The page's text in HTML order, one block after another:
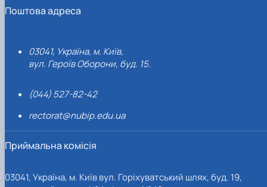
Поштова адреса
03041, Україна, м. Київ,
вул. Героїв Оборони, буд. 15.
(044) 527-82-42
rectorat@nubip.edu.ua
Приймальна комісія
03041, Україна, м. Київ вул. Горіхуватський шлях, буд. 19,